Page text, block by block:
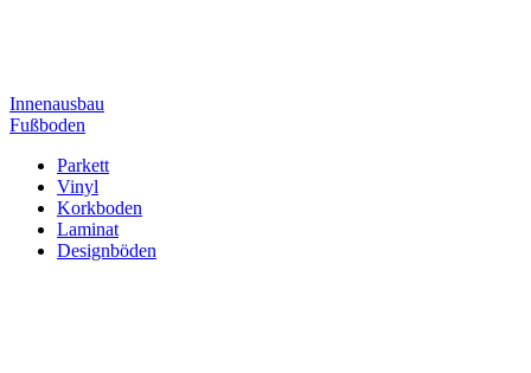
Innenausbau
Fußboden
Parkett
Vinyl
Korkboden
Laminat
Designböden